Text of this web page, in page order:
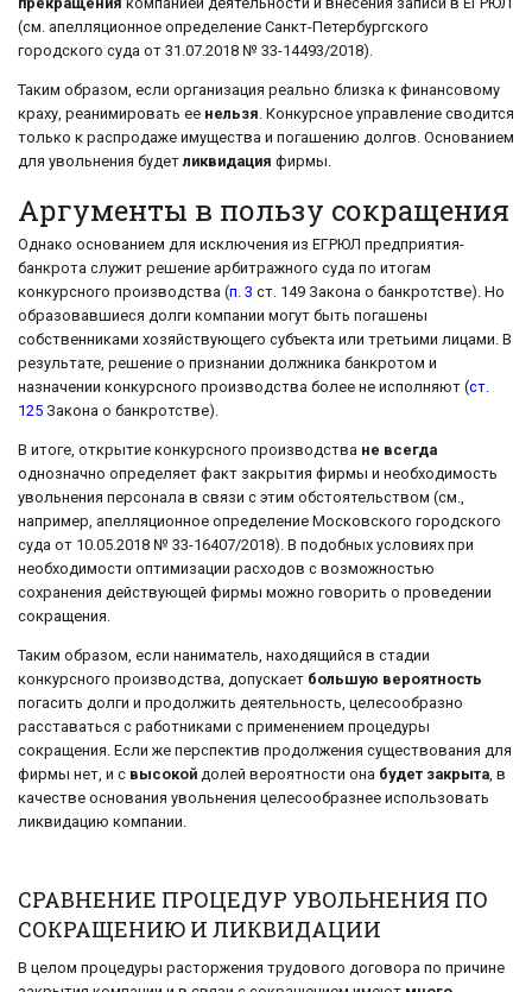
(см. апелляционное определение Санкт-Петербургского
городского суда от 31.07.2018 № 33-14493/2018).
Таким образом, если организация реально близка к финансовому
краху, реанимировать ее нельзя . Конкурсное управление сводится
только к распродаже имущества и погашению долгов. Основанием
для увольнения будетликвидация фирмы.
Аргументы в пользу сокращения
Однако основанием для исключения из ЕГРЮЛ предприятия-
банкрота служит решение арбитражного суда по итогам
конкурсного производства (п. 3 ст. 149 Закона о банкротстве). Но
образовавшиеся долги компании могут быть погашены
собственниками хозяйствующего субъекта или третьими лицами. В
результате, решение о признании должника банкротом и
назначении конкурсного производства более не исполняют (ст.
125 Закона о банкротстве).
В итоге, открытие конкурсного производства не всегда
однозначно определяет факт закрытия фирмы и необходимость
увольнения персонала в связи с этим обстоятельством (см.,
например, апелляционное определение Московского городского
суда от 10.05.2018 № 33-16407/2018). В подобных условиях при
необходимости оптимизации расходов с возможностью
сохранения действующей фирмы можно говорить о проведении
сокращения.
Таким образом, если наниматель, находящийся в стадии
конкурсного производства, допускает большую вероятность
погасить долги и продолжить деятельность, целесообразно
расставаться с работниками с применением процедуры
сокращения. Если же перспектив продолжения существования для
фирмы нет, и с высокой долей вероятности она будет закрыта, в
качестве основания увольнения целесообразнее использовать
ликвидацию компании.
СРАВНЕНИЕ ПРОЦЕДУР УВОЛЬНЕНИЯ ПО
СОКРАЩЕНИЮ И ЛИКВИДАЦИИ
В целом процедуры расторжения трудового договора по причине